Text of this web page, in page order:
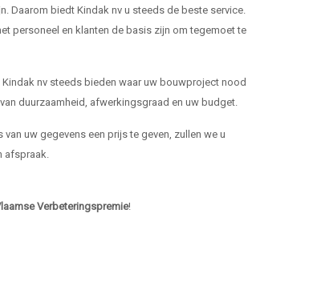
Daarom biedt Kindak nv u steeds de beste service.
personeel en klanten de basis zijn om tegemoet te
nv steeds bieden waar uw bouwproject nood
duurzaamheid, afwerkingsgraad en uw budget.
uw gegevens een prijs te geven, zullen we u
afspraak.
Verbeteringspremie!